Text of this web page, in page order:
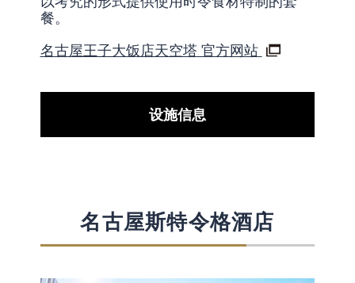
餐。
名古屋王子大饭店天空塔 官方网站
设施信息
名古屋斯特令格酒店